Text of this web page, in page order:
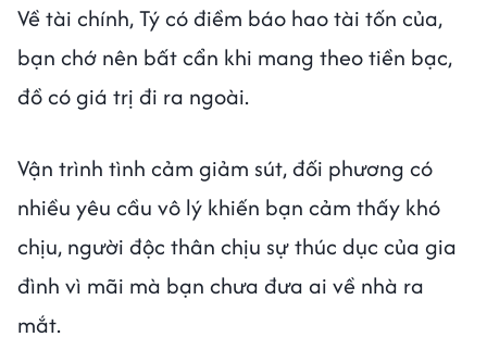
Về tài chính, Tý có điềm báo hao tài tốn của,
bạn chớ nên bất cẩn khi mang theo tiền bạc,
đồ có giá trị đi ra ngoài.
Vận trình tình cảm giảm sút, đối phương có
nhiều yêu cầu vô lý khiến bạn cảm thấy khó
chịu, người độc thân chịu sự thúc dục của gia
đình vì mãi mà bạn chưa đưa ai về nhà ra
mắt.